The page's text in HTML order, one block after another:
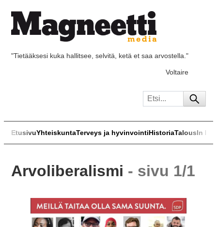
"Tietääksesi kuka hallitsee, selvitä, ketä et saa arvostella."
Voltaire
EtusivuYhteiskuntaTerveys ja hyvinvointiHistoriaTalousIn
Arvoliberalismi - sivu 1/1